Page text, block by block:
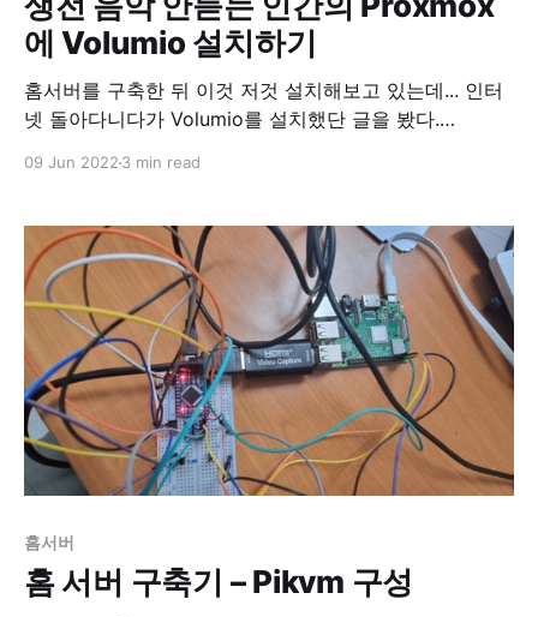
에 Volumio 설치하기
홈서버를 구축한 뒤 이것 저것 설치해보고 있는데... 인터
넷 돌아다니다가 Volumio를 설치했단 글을 봤다.
능한 ISO 이미지를 지원하지 않는다는 것. Volumio는 라
즈베이파이 버전이든, X86 버전이든 IMG파일만 제공한
다. IMG파일은 보통
09 Jun 2022 3 min read
홈서버
홈 서버 구축기 – Pikvm 구성